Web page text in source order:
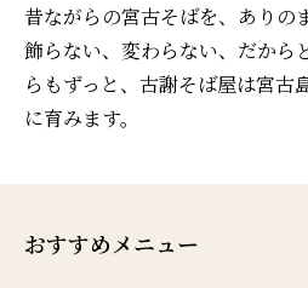
昔ながらの宮古そばを、ありの
飾らない、変わらない、だか
らもずっと、古謝そば屋は宮古
に育みます。
おすすめメニュー